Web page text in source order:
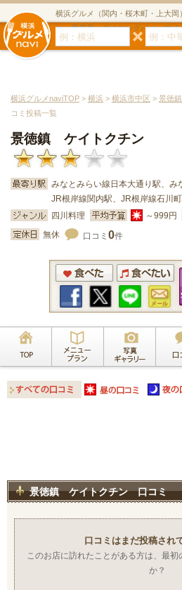
横浜グルメ（関内・桜木町・上大
ン・居酒屋・ダイニングバー・スイ
横浜グルメnaviTOP > 横浜 > 横浜市中区 > 景徳
コミ投稿一覧
景徳鎮 ケイトクチン
みなとみらい線日本大通り駅、み
JR根岸線関内駅、JR根岸線石川
四川料理
～999円
無休
口コミ 0件
景徳鎮 ケイトクチン 口コミ
口コミはまだ投稿され
このお店に訪れたことがある方は、最
か？